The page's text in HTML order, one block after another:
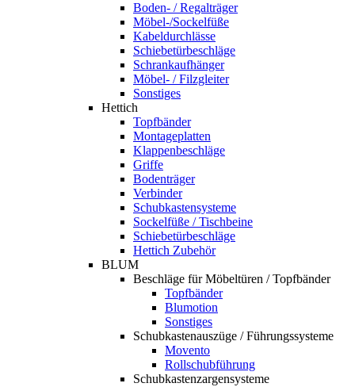
Boden- / Regalträger
Möbel-/Sockelfüße
Kabeldurchlässe
Schiebetürbeschläge
Schrankaufhänger
Möbel- / Filzgleiter
Sonstiges
Hettich
Topfbänder
Montageplatten
Klappenbeschläge
Griffe
Bodenträger
Verbinder
Schubkastensysteme
Sockelfüße / Tischbeine
Schiebetürbeschläge
Hettich Zubehör
BLUM
Beschläge für Möbeltüren / Topfbänder
Topfbänder
Blumotion
Sonstiges
Schubkastenauszüge / Führungssysteme
Movento
Rollschubführung
Schubkastenzargensysteme